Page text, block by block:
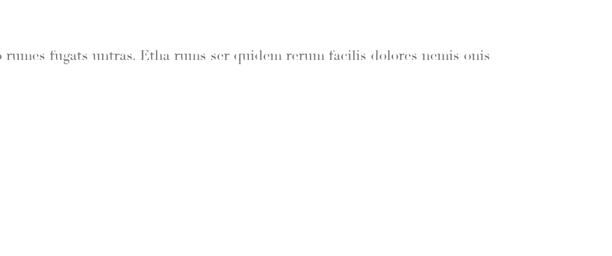
fugats untras. Etha rums ser quidem rerum facilis dolores nemis onis